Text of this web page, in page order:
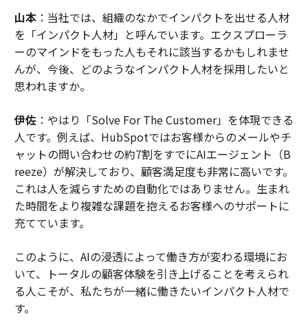
山本：当社では、組織のなかでインパクトを出せる人材
を「インパクト人材」と呼んでいます。エクスプローラ
ーのマインドをもった人もそれに該当するかもしれませ
んが、今後、どのようなインパクト人材を採用したいと
思われますか。
伊佐：やはり「Solve For The Customer」を体現できる
人です。例えば、HubSpotではお客様からのメールやチ
ャットの問い合わせの約7割をすでにAIエージェント（B
reeze）が解決しており、顧客満足度も非常に高いです。
これは人を減らすための自動化ではありません。生まれ
た時間をより複雑な課題を抱えるお客様へのサポートに
充てています。
このように、AIの浸透によって働き方が変わる環境にお
いて、トータルの顧客体験を引き上げることを考えられ
る人こそが、私たちが一緒に働きたいインパクト人材で
す。